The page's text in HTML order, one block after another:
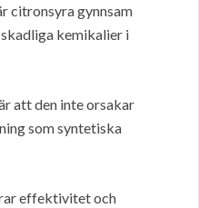
citronsyra gynnsam
kemikalier i
att den inte orsakar
som syntetiska
effektivitet och